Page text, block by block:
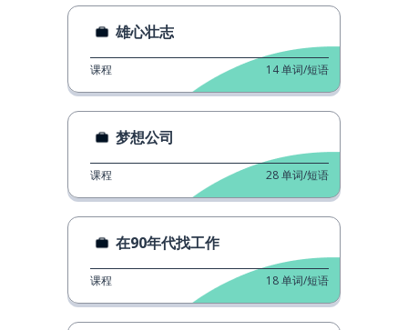
雄心壮志
课程 14单词/短语
梦想公司
课程 28单词/短语
在90年代找工作
课程 18单词/短语